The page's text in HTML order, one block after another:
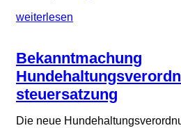
weiterlesen
Bekanntmachung
steuersatzung
Die neue